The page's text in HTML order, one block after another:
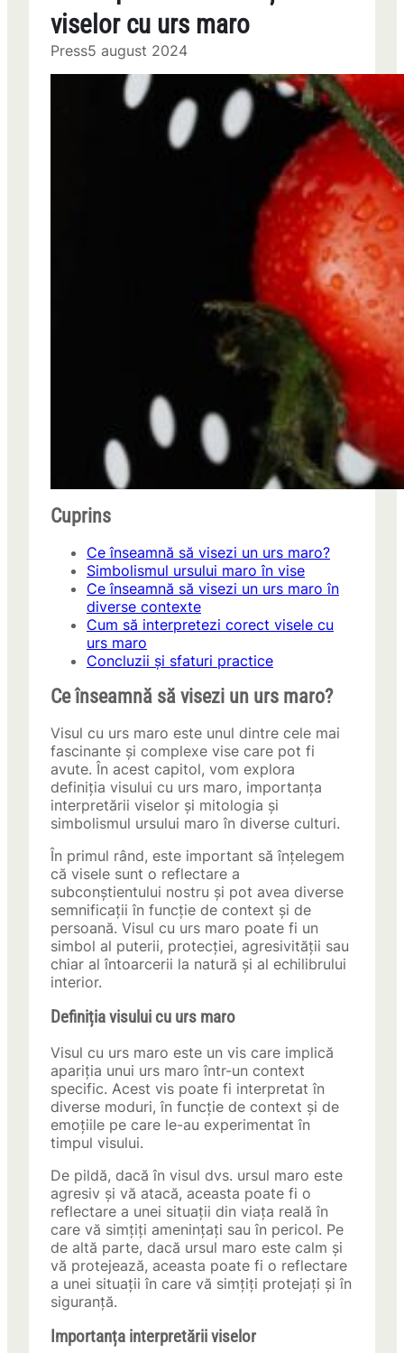
viselor cu urs maro
Press5 august 2024
Cuprins
Ce înseamnă să visezi un urs maro?
Simbolismul ursului maro în vise
Ce înseamnă să visezi un urs maro în
diverse contexte
Cum să interpretezi corect visele cu
urs maro
Concluzii și sfaturi practice
Ce înseamnă să visezi un urs maro?
Visul cu urs maro este unul dintre cele mai
fascinante și complexe vise care pot fi
avute. În acest capitol, vom explora
definiția visului cu urs maro, importanța
interpretării viselor și mitologia și
simbolismul ursului maro în diverse culturi.
În primul rând, este important să înțelegem
că visele sunt o reflectare a
subconștientului nostru și pot avea diverse
semnificații în funcție de context și de
persoană. Visul cu urs maro poate fi un
simbol al puterii, protecției, agresivității sau
chiar al întoarcerii la natură și al echilibrului
interior.
Definiția visului cu urs maro
Visul cu urs maro este un vis care implică
apariția unui urs maro într-un context
specific. Acest vis poate fi interpretat în
diverse moduri, în funcție de context și de
emoțiile pe care le-au experimentat în
timpul visului.
De pildă, dacă în visul dvs. ursul maro este
agresiv și vă atacă, aceasta poate fi o
reflectare a unei situații din viața reală în
care vă simțiți amenințați sau în pericol. Pe
de altă parte, dacă ursul maro este calm și
vă protejează, aceasta poate fi o reflectare
a unei situații în care vă simțiți protejați și în
siguranță.
Importanța interpretării viselor